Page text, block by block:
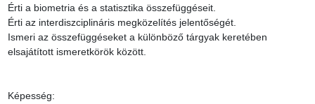
Érti a biometria és a statisztika összefüggéseit.
Érti az interdiszciplináris megközelítés jelentőségét.
Ismeri az összefüggéseket a különböző tárgyak keretében
elsajátított ismeretkörök között.
Képesség: